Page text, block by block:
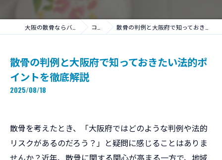
コラム 散骨の判例と大阪府で知っておきたい法的ポイントを徹底解説
散骨の判例と大阪府で知っておきたい法的ポ
イントを徹底解説
2025/08/18
散骨を考えたとき、「大阪府ではどのような判例や法的
リスクがあるのだろう？」と疑問に感じることはありま
せんか？近年、散骨に関する関心が高まる一方で、地域